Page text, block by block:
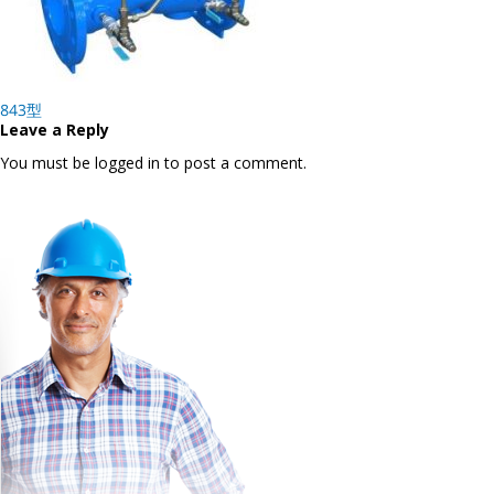
Post
navigation
843型
Leave a Reply
You must be logged in to post a comment.